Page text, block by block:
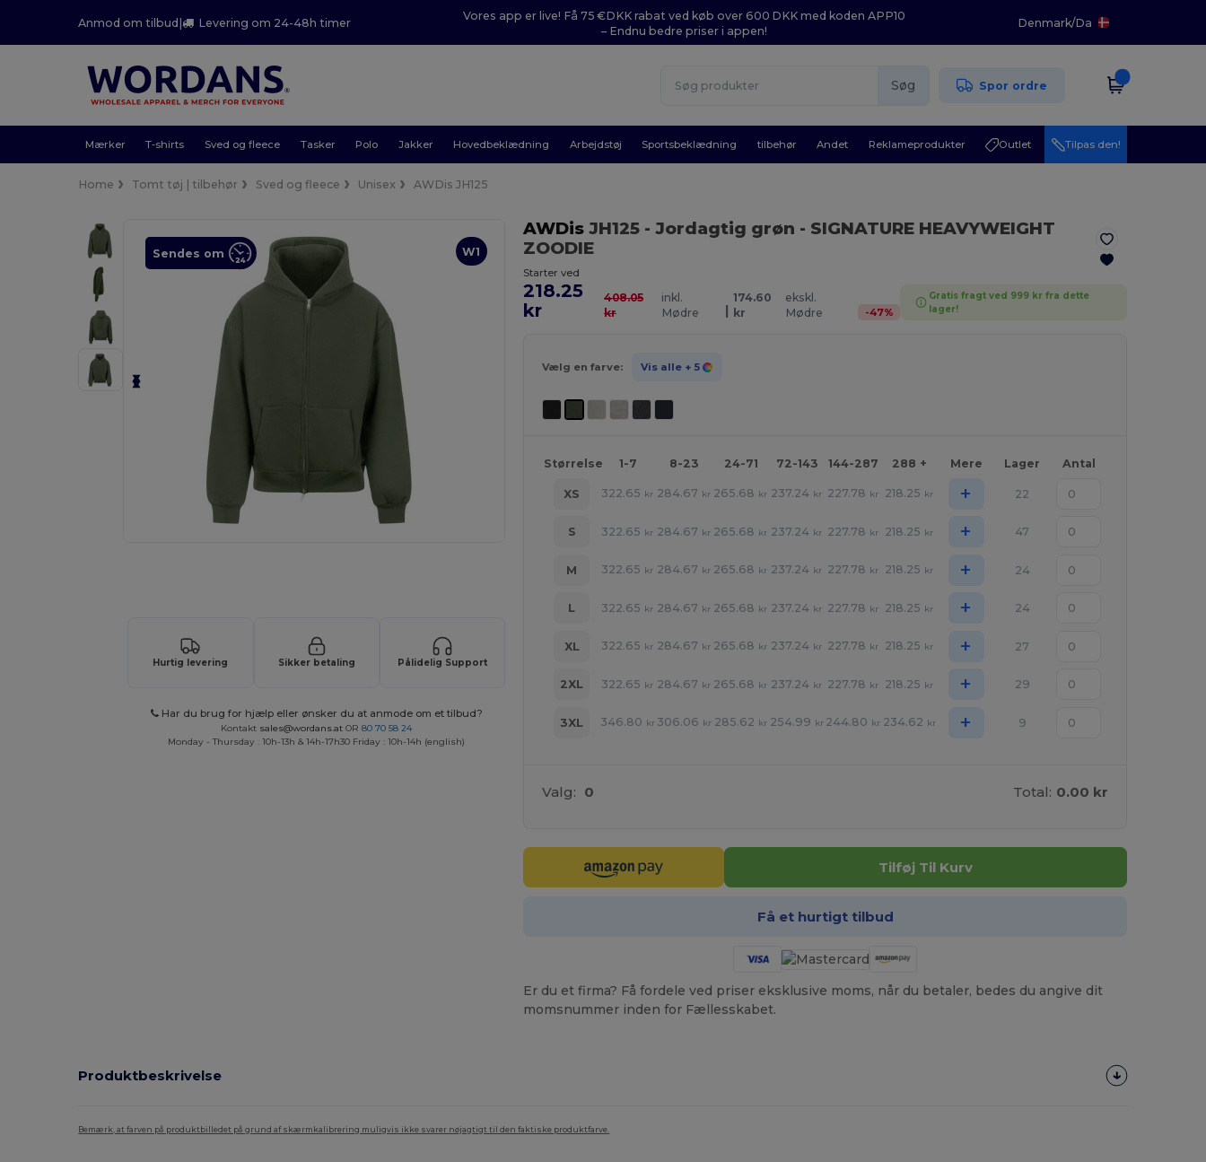
Anmod om tilbud| Levering om 24-48h timer
Vores app er live! Få 75 €DKK rabat ved køb over 600 DKK med koden APP10
– Endnu bedre priser i appen!
Denmark/Da
Søg Spor ordre
Mærker T-shirts Sved og fleece Tasker Polo Jakker Hovedbeklædning Arbejdstøj Sportsbeklædning tilbehør Andet Reklameprodukter Outlet Tilpas den!
Home Tomt tøj | tilbehør Sved og fleece Unisex AWDis JH125
W1
Sendes om
Hurtig levering Sikker betaling Pålidelig Support
Har du brug for hjælp eller ønsker du at anmode om et tilbud?
Kontakt sales@wordans.at OR80 70 58 24
Monday - Thursday : 10h-13h & 14h-17h30 Friday : 10h-14h (english)
AWDisJH125 - Jordagtig grøn - SIGNATURE HEAVYWEIGHT
ZOODIE
Starter ved
218.25
kr
408.05
kr
inkl.
Mødre
|
174.60
kr
ekskl.
Mødre
-47%
Gratis fragt ved 999 kr fra dette
lager!
Vælg en farve: Vis alle + 5
Størrelse 1-7 8-23 24-71 72-143 144-287 288 + Mere Lager Antal
XS 322.65 kr 284.67 kr 265.68 kr 237.24 kr 227.78 kr 218.25 kr + 22
S 322.65 kr 284.67 kr 265.68 kr 237.24 kr 227.78 kr 218.25 kr + 47
M 322.65 kr 284.67 kr 265.68 kr 237.24 kr 227.78 kr 218.25 kr + 24
L 322.65 kr 284.67 kr 265.68 kr 237.24 kr 227.78 kr 218.25 kr + 24
XL 322.65 kr 284.67 kr 265.68 kr 237.24 kr 227.78 kr 218.25 kr + 27
2XL 322.65 kr 284.67 kr 265.68 kr 237.24 kr 227.78 kr 218.25 kr + 29
3XL 346.80 kr 306.06 kr 285.62 kr 254.99 kr 244.80 kr 234.62 kr + 9
Valg: 0 Total: 0.00 kr
Tilføj Til Kurv
Få et hurtigt tilbud
Er du et firma? Få fordele ved priser eksklusive moms, når du betaler, bedes du angive dit
momsnummer inden for Fællesskabet.
Produktbeskrivelse
Bemærk, at farven på produktbilledet på grund af skærmkalibrering muligvis ikke svarer nøjagtigt til den faktiske produktfarve.